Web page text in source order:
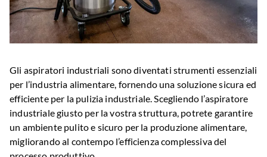
Gli aspiratori industriali sono diventati strumenti essenziali
per l’industria alimentare, fornendo una soluzione sicura ed
efficiente per la pulizia industriale. Scegliendo l’aspiratore
industriale giusto per la vostra struttura, potrete garantire
un ambiente pulito e sicuro per la produzione alimentare,
migliorando al contempo l’efficienza complessiva del